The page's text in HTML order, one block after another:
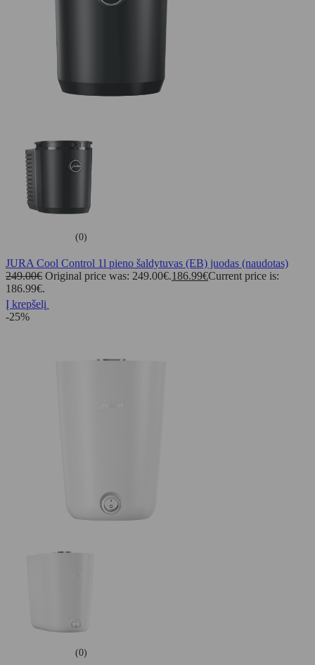
(0)
JURA Cool Control 1l pieno šaldytuvas (EB) juodas (naudotas)
249.00€ Original price was: 249.00€.186.99€Current price is:
186.99€.
Į krepšelį
-25%
(0)